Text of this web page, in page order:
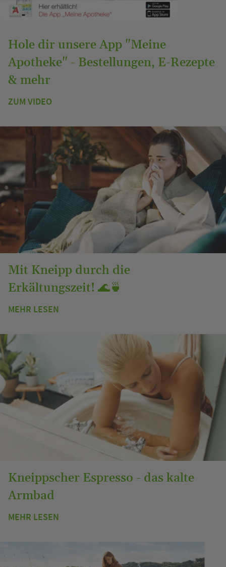
Hole dir unsere App "Meine
Apotheke" - Bestellungen, E-Rezepte
& mehr
ZUM VIDEO
Mit Kneipp durch die
Erkältungszeit! 🌊🍵
MEHR LESEN
Kneippscher Espresso - das kalte
Armbad
MEHR LESEN